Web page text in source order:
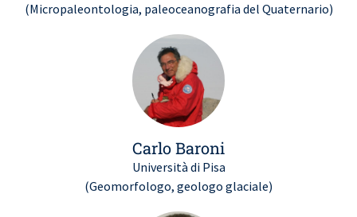
(Micropaleontologia, paleoceanografia del Quaternario)
Carlo Baroni
Università di Pisa
(Geomorfologo, geologo glaciale)